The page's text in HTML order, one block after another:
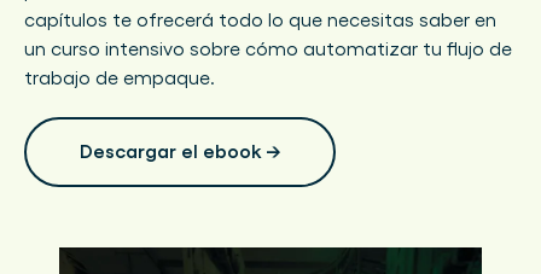
capítulos te ofrecerá todo lo que necesitas saber en
un curso intensivo sobre cómo automatizar tu flujo de
trabajo de empaque.
Descargar el ebook →